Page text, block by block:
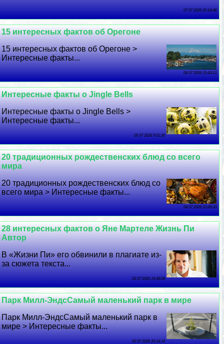
07 07 2026 20:18:48
15 интересных фактов об Орегоне
15 интересных фактов об Орегоне >
Интересные факты...
06 07 2026 15:43:13
Интересные факты о Jingle Bells
Интересные факты о Jingle Bells >
Интересные факты...
05 07 2026 9:51:20
20 традиционных рождественских блюд со всего
мира
20 традиционных рождественских блюд со
всего мира > Интересные факты...
04 07 2026 23:49:33
28 интересных фактов о Яне Мартеле Жизнь Пи
Автор
В «Жизни Пи» его обвинили в плагиате из-
за сюжета текста...
03 07 2026 19:48:26
Парк Милл-ЭндсСамый маленький парк в мире
Парк Милл-ЭндсСамый маленький парк в
мире > Интересные факты...
02 07 2026 20:14:14